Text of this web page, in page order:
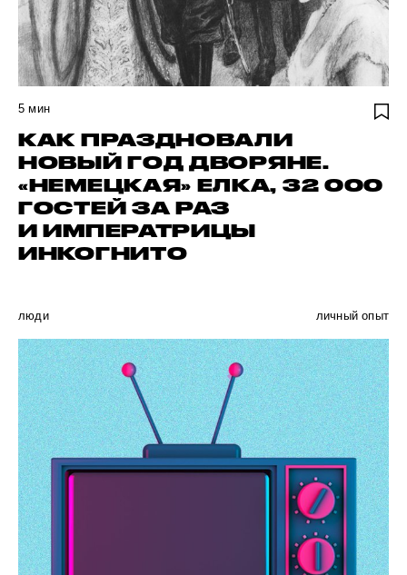
5 мин
КАК ПРАЗДНОВАЛИ
НОВЫЙ ГОД ДВОРЯНЕ.
«НЕМЕЦКАЯ» ЕЛКА, 32 000
ГОСТЕЙ ЗА РАЗ
И ИМПЕРАТРИЦЫ
ИНКОГНИТО
люди личный опыт